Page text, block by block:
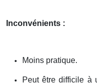
Inconvénients :
Moins pratique.
Peut être difficile à